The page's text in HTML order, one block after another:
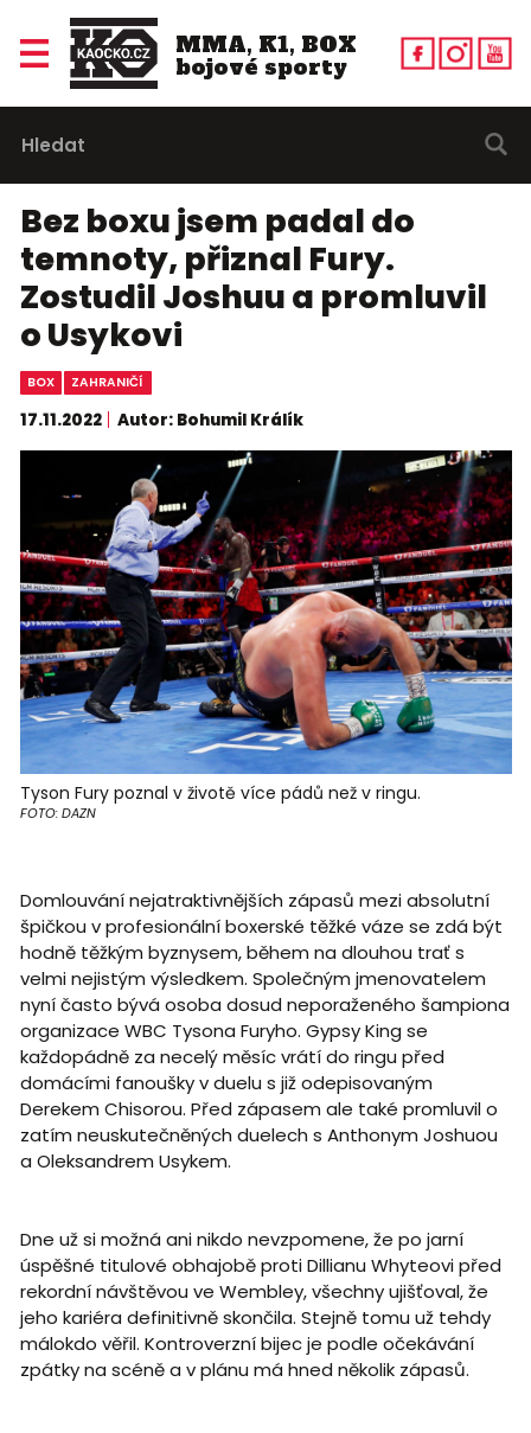
MMA, K1, BOX
bojové sporty
Bez boxu jsem padal do
temnoty, přiznal Fury.
Zostudil Joshuu a promluvil
o Usykovi
BOX ZAHRANIČÍ
17.11.2022 Autor: Bohumil Králík
Tyson Fury poznal v životě více pádů než v ringu.
FOTO: DAZN
Domlouvání nejatraktivnějších zápasů mezi absolutní
špičkou v profesionální boxerské těžké váze se zdá být
hodně těžkým byznysem, během na dlouhou trať s
velmi nejistým výsledkem. Společným jmenovatelem
nyní často bývá osoba dosud neporaženého šampiona
organizace WBC Tysona Furyho. Gypsy King se
každopádně za necelý měsíc vrátí do ringu před
domácími fanoušky v duelu s již odepisovaným
Derekem Chisorou. Před zápasem ale také promluvil o
zatím neuskutečněných duelech s Anthonym Joshuou
a Oleksandrem Usykem.
Dne už si možná ani nikdo nevzpomene, že po jarní
úspěšné titulové obhajobě proti Dillianu Whyteovi před
rekordní návštěvou ve Wembley, všechny ujišťoval, že
jeho kariéra definitivně skončila. Stejně tomu už tehdy
málokdo věřil. Kontroverzní bijec je podle očekávání
zpátky na scéně a v plánu má hned několik zápasů.